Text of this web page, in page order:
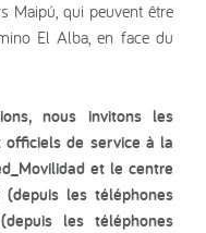
Maipú, qui peuvent être
El Alba, en face du
nous invitons les
de service à la
et le centre
les téléphones
les téléphones